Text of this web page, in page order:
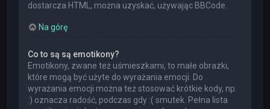
dostarcza HTML, można uzyskać, używając BBCode.
Na górę
Co to są są emotikony?
Emotikony, zwane też uśmieszkami, to małe obrazki,
które mogą być użyte do wyrażania emocji. Do
wyrażania emocji można też stosować krótkie kody, np.
:) oznacza radość, podczas gdy :( smutek. Pełna lista